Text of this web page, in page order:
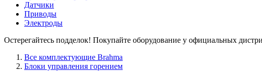
Датчики
Приводы
Электроды
Остерегайтесь подделок! Покупайте оборудование у официальных
Все комплектующие Brahma
Блоки управления горением